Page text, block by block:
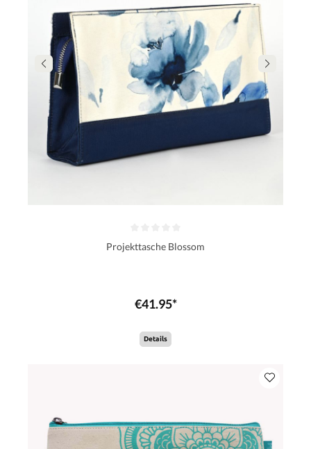
Projekttasche Blossom
€41.95*
Details